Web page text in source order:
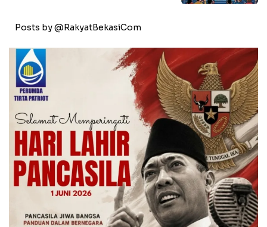
Posts by @RakyatBekasiCom